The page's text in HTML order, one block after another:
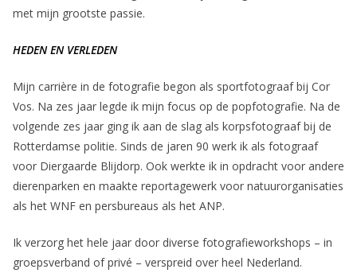
met mijn grootste passie.
HEDEN EN VERLEDEN
Mijn carrière in de fotografie begon als sportfotograaf bij Cor
Vos. Na zes jaar legde ik mijn focus op de popfotografie. Na de
volgende zes jaar ging ik aan de slag als korpsfotograaf bij de
Rotterdamse politie. Sinds de jaren 90 werk ik als fotograaf
voor Diergaarde Blijdorp. Ook werkte ik in opdracht voor andere
dierenparken en maakte reportagewerk voor natuurorganisaties
als het WNF en persbureaus als het ANP.
Ik verzorg het hele jaar door diverse fotografieworkshops – in
groepsverband of privé – verspreid over heel Nederland.